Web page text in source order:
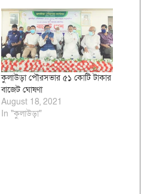
কুলাউড়া পৌরসভার ৫১ কোটি টাকার
বাজেট ঘোষণা
August 18, 2021
In "কুলাউড়া"